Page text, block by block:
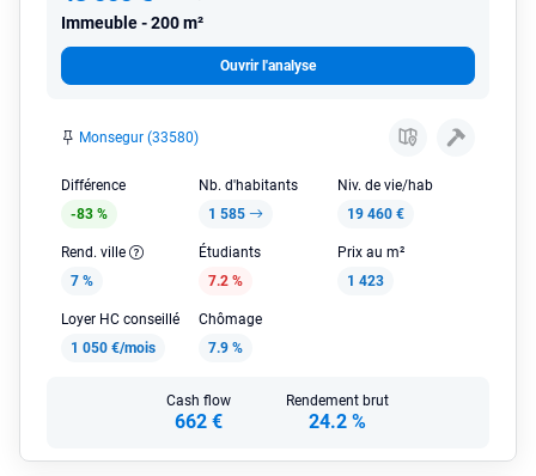
Immeuble 200 m²
Ouvrir l'analyse
Monsegur (33580)
Différence
-83 %
Nb. d'habitants
1 585
Niv. de vie/hab
19 460 €
Rend. ville
7 %
Étudiants
7.2 %
Prix au m²
1 423
Loyer HC conseillé
1 050 €/mois
Chômage
7.9 %
Cash flow
662 €
Rendement brut
24.2 %